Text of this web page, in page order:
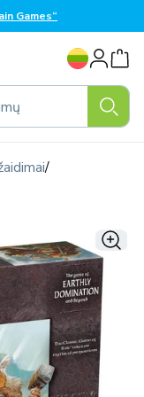
Games“
K
a
b
Prisijungti
/